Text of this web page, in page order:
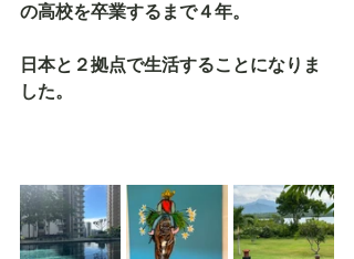
の高校を卒業するまで４年。
日本と２拠点で生活することになりま
した。